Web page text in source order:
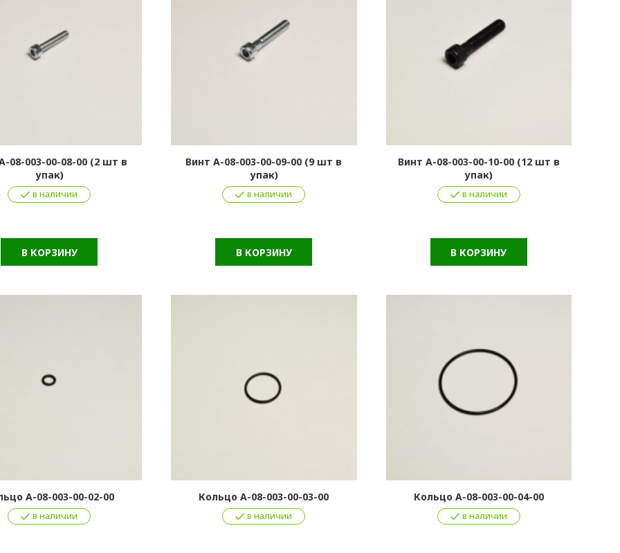
08-003-00-08-00 (2 шт в
упак)
в наличии
В КОРЗИНУ
Винт А-08-003-00-09-00 (9 шт в
упак)
в наличии
В КОРЗИНУ
Винт А-08-003-00-10-00 (12 шт в
упак)
в наличии
В КОРЗИНУ
А-08-003-00-02-00
в наличии
Кольцо А-08-003-00-03-00
в наличии
Кольцо А-08-003-00-04-00
в наличии